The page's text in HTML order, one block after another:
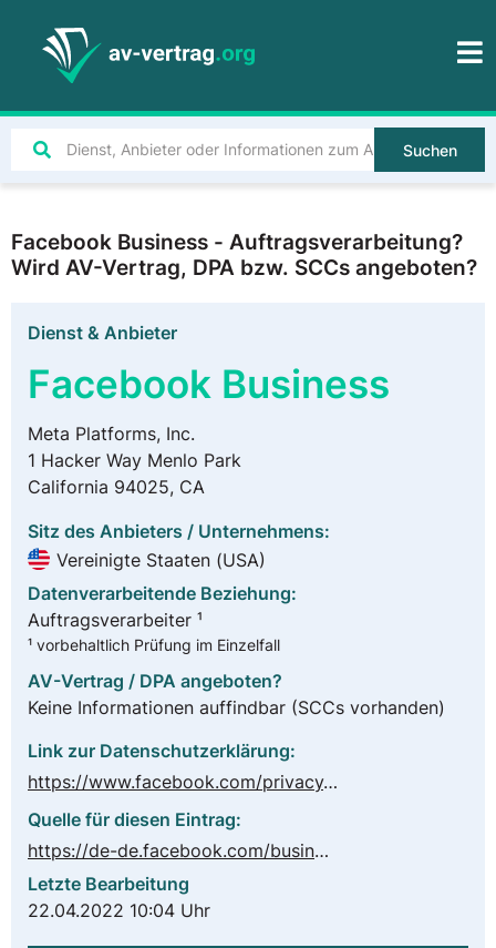
Suchen
Facebook Business - Auftragsverarbeitung?
Wird AV-Vertrag, DPA bzw. SCCs angeboten?
Dienst & Anbieter
Facebook Business
Meta Platforms, Inc.
1 Hacker Way Menlo Park
California 94025, CA
Sitz des Anbieters / Unternehmens:
Vereinigte Staaten (USA)
Datenverarbeitende Beziehung:
Auftragsverarbeiter ¹
¹ vorbehaltlich Prüfung im Einzelfall
AV-Vertrag / DPA angeboten?
Keine Informationen auffindbar (SCCs vorhanden)
Link zur Datenschutzerklärung:
https://www.facebook.com/privacy/explanation/
Quelle für diesen Eintrag:
https://de-de.facebook.com/business/gdpr
Letzte Bearbeitung
22.04.2022 10:04 Uhr